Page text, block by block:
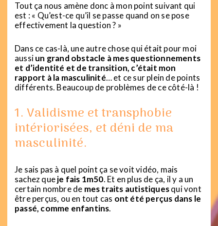
Tout ça nous amène donc à mon point suivant qui
est : « Qu’est-ce qu’il se passe quand on se pose
effectivement la question ? »
Dans ce cas-là, une autre chose qui était pour moi
aussiun grand obstacle à mes questionnements
et d’identité et de transition, c’était mon
rapport à la masculinité… et ce sur plein de points
différents. Beaucoup de problèmes de ce côté-là !
1. Validisme et transphobie
intériorisées, et déni de ma
masculinité.
Je sais pas à quel point ça se voit vidéo, mais
sachez queje fais 1m50. Et en plus de ça, il y a un
certain nombre de mes traits autistiquesqui vont
être perçus, ou en tout cas ont été perçus dans le
passé, comme enfantins.